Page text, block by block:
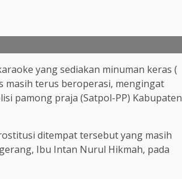
yang sediakan minuman keras (
masih terus beroperasi, mengingat
pamong praja (Satpol-PP) Kabupaten
ditempat tersebut yang masih
Ibu Intan Nurul Hikmah, pada